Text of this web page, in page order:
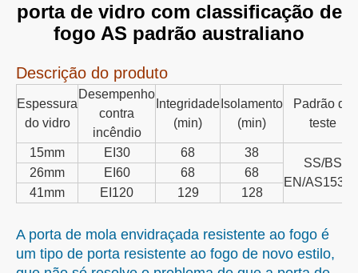
porta de vidro com classificação de
fogo AS padrão australiano
Descrição do produto
Espessura
do vidro
Desempenho
contra
incêndio
Integridade
(min)
Isolamento
(min)
Padrão de
teste
15mm EI30 68 38
SS/BS
EN/
26mm EI60 68
68
41mm
EI120 129 128
A porta de mola envidraçada resistente ao fogo é
um tipo de porta resistente ao fogo de novo estilo,